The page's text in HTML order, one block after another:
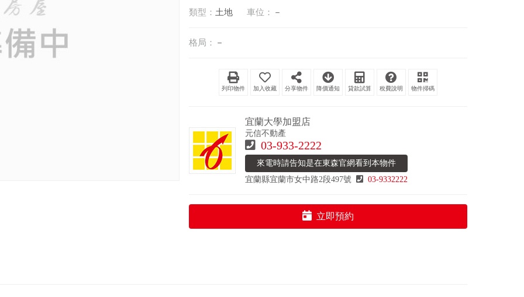
類型： 土地 車位： －
格局： －
列印物件 分享物件 降價通知 貸款試算 稅費說明 物件掃碼
宜蘭大學加盟店
元信不動產
03-933-2222
來電時請告知是在東森官網看到本物件
宜蘭縣宜蘭市女中路2段497號
03-9332222
立即預約